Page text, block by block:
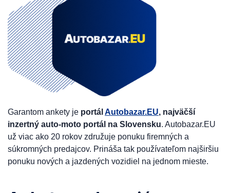
Garantom ankety je portál Autobazar.EU, najväčší
inzertný auto-moto portál na Slovensku. Autobazar.EU
už viac ako 20 rokov združuje ponuku firemných a
súkromných predajcov. Prináša tak používateľom najširšiu
ponuku nových a jazdených vozidiel na jednom mieste.